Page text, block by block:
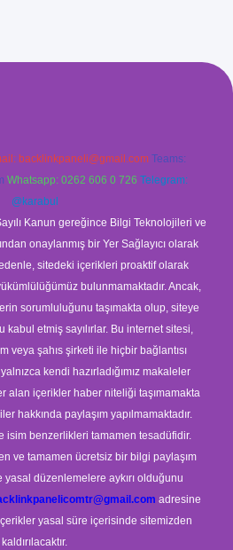
backlinkpaneli@gmail.com Teams:
Whatsapp: 0262 606 0 726 Telegram:
@karabul
Kanun gereğince Bilgi Teknolojileri ve
onaylanmış bir Yer Sağlayıcı olarak
sitedeki içerikleri proaktif olarak
bulunmamaktadır. Ancak,
sorumluluğunu taşımakta olup, siteye
etmiş sayılırlar. Bu internet sitesi,
veya şahıs şirketi ile hiçbir bağlantısı
kendi hazırladığımız makaleler
alan içerikler haber niteliği taşımamakta
hakkında paylaşım yapılmamaktadır.
isim benzerlikleri tamamen tesadüfidir.
ve tamamen ücretsiz bir bilgi paylaşım
düzenlemelere aykırı olduğunu
adresine
yasal süre içerisinde sitemizden
kaldırılacaktır.